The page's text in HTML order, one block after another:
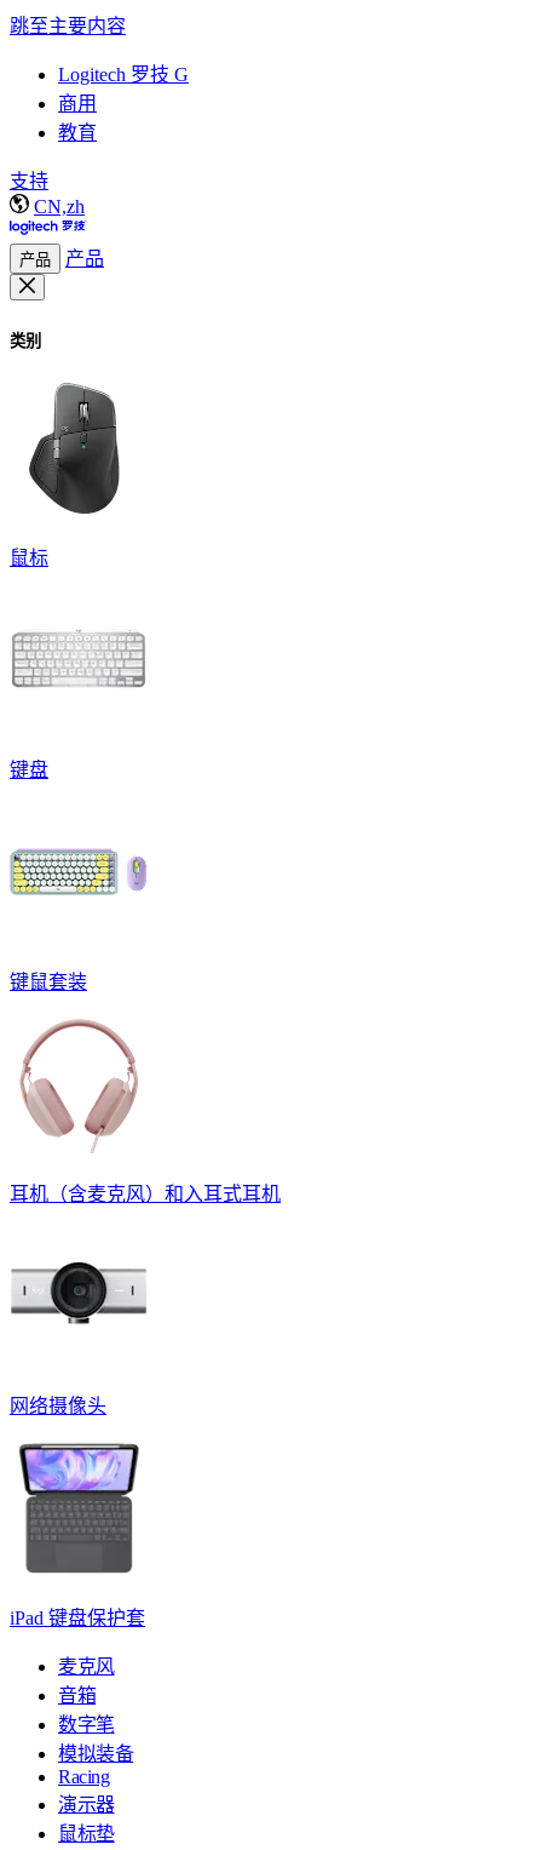
跳至主要内容
Logitech 罗技 G
商用
教育
支持
CN,zh
产品 产品
类别
鼠标
键盘
键鼠套装
耳机（含麦克风）和入耳式耳机
网络摄像头
iPad 键盘保护套
麦克风
音箱
数字笔
模拟装备
Racing
演示器
鼠标垫